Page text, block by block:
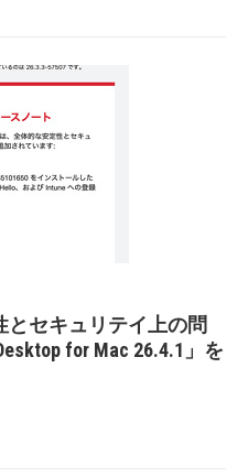
とセキュリテイ上の問
for Mac 26.4.1」を